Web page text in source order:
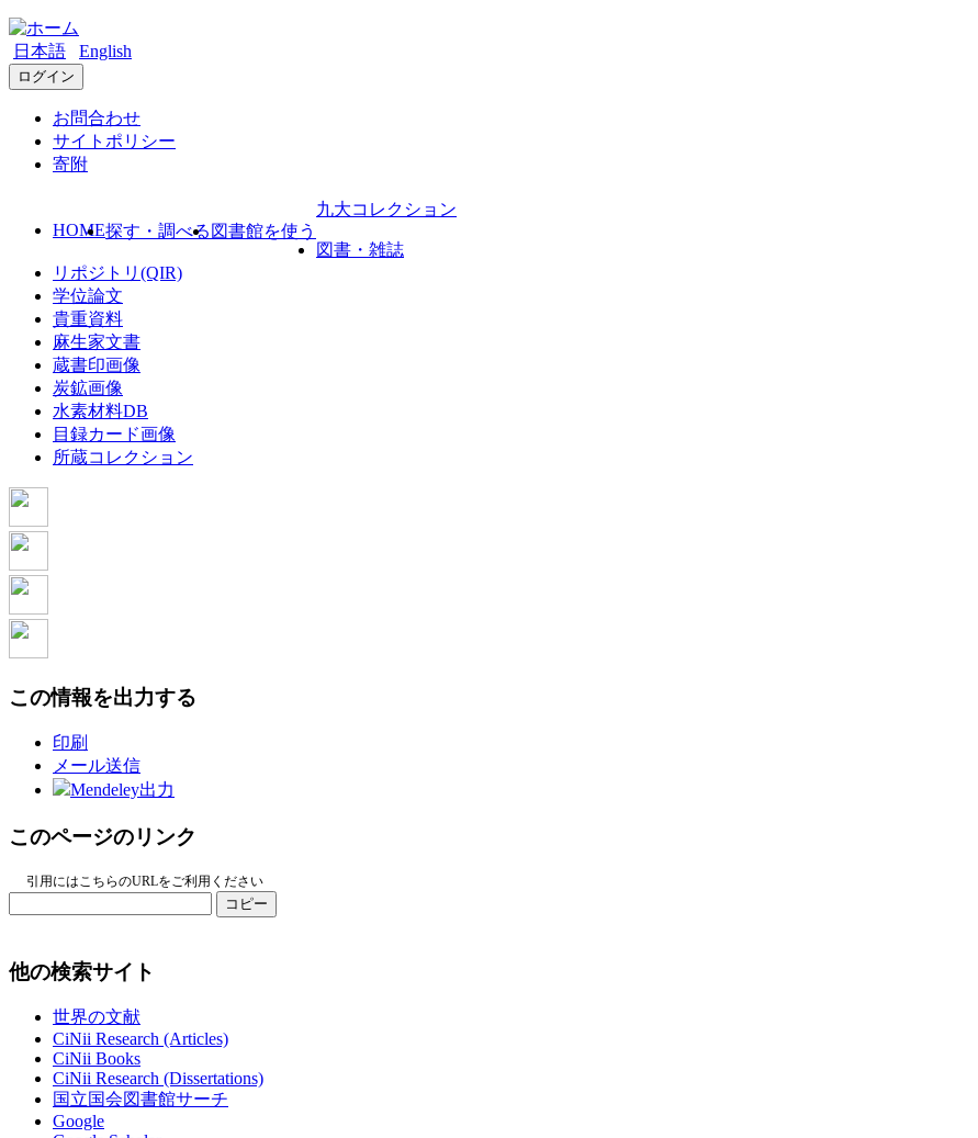
日本語 English
ログイン
お問合わせ
サイトポリシー
寄附
HOME探す・調べる 図書館を使う
九大コレクション
図書・雑誌
リポジトリ(QIR)
学位論文
貴重資料
麻生家文書
蔵書印画像
炭鉱画像
水素材料DB
目録カード画像
所蔵コレクション
この情報を出力する
印刷
メール送信
Mendeley出力
このページのリンク
引用にはこちらのURLをご利用ください
コピー
他の検索サイト
世界の文献
CiNii Research (Articles)
CiNii Books
CiNii Research (Dissertations)
国立国会図書館サーチ
Google